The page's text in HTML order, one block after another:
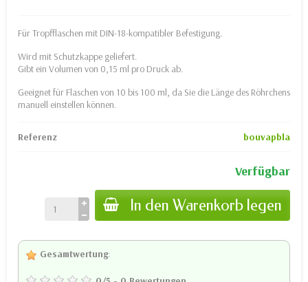
Für Tropfflaschen mit DIN-18-kompatibler Befestigung.
Wird mit Schutzkappe geliefert.
Gibt ein Volumen von 0,15 ml pro Druck ab.
Geeignet für Flaschen von 10 bis 100 ml, da Sie die Länge des Röhrchens
manuell einstellen können.
Referenz bouvapbla
Verfügbar
In den Warenkorb legen
Gesamtwertung: